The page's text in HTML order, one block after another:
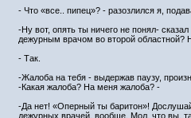
- Что «все.. пипец»? - разозлился я,
-Ну вот, опять ты ничего не понял-
дежурным врачом во второй областной?
- Так.
-Жалоба на тебя - выдержав паузу,
-Какая жалоба? На меня жалоба? -
-Да нет! «Оперный ты баритон»!
дежурных врачей, вообще. Мол, что вы,